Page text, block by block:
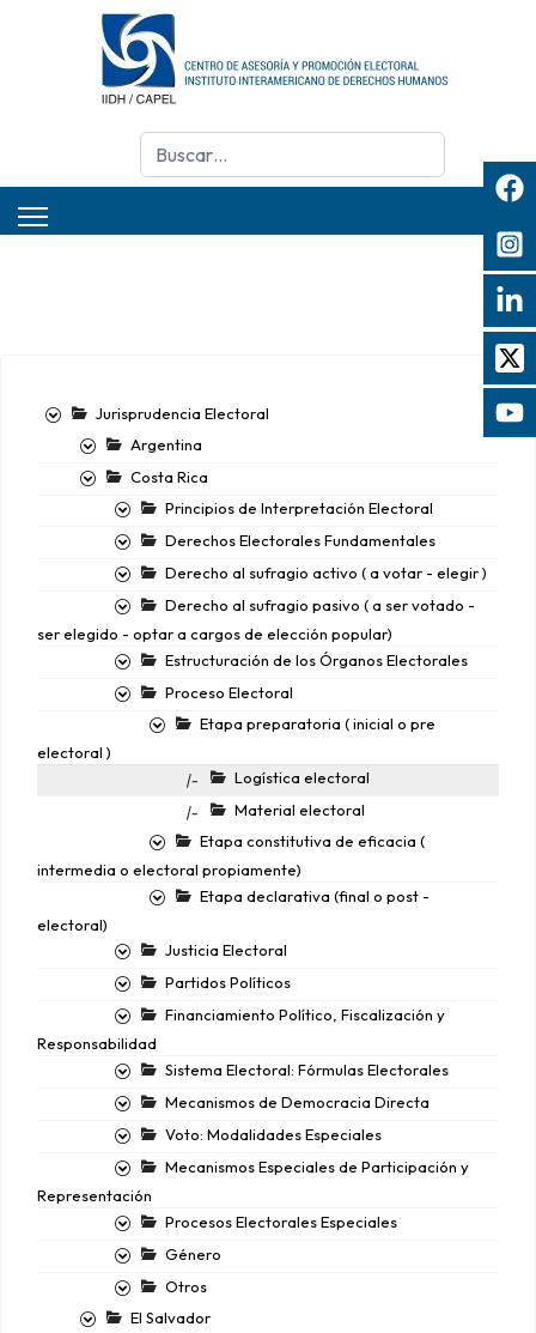
Buscar
Jurisprudencia Electoral
Argentina
Costa Rica
Principios de Interpretación Electoral
Derechos Electorales Fundamentales
Derecho al sufragio activo ( a votar - elegir )
Derecho al sufragio pasivo ( a ser votado -
ser elegido - optar a cargos de elección popular)
Estructuración de los Órganos Electorales
Proceso Electoral
Etapa preparatoria ( inicial o pre
electoral )
|-
Logística electoral
|-
Material electoral
Etapa constitutiva de eficacia (
intermedia o electoral propiamente)
Etapa declarativa (final o post -
electoral)
Justicia Electoral
Partidos Políticos
Financiamiento Político, Fiscalización y
Responsabilidad
Sistema Electoral: Fórmulas Electorales
Mecanismos de Democracia Directa
Voto: Modalidades Especiales
Mecanismos Especiales de Participación y
Representación
Procesos Electorales Especiales
Género
Otros
El Salvador